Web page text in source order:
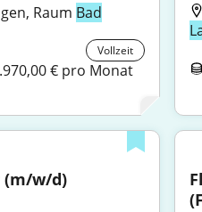
Raum Bad
Vollzeit
€ pro Monat
(m/w/d)